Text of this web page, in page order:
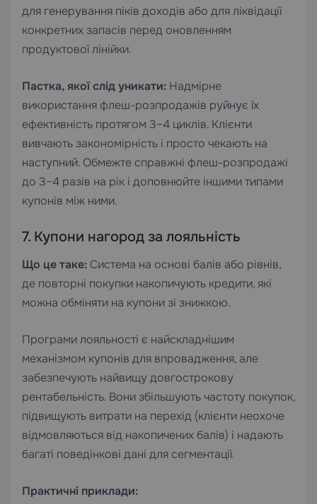
для генерування піків доходів або для ліквідації
конкретних запасів перед оновленням
продуктової лінійки.
Пастка, якої слід уникати: Надмірне
використання флеш-розпродажів руйнує їх
ефективність протягом 3–4 циклів. Клієнти
вивчають закономірність і просто чекають на
наступний. Обмежте справжні флеш-розпродажі
до 3–4 разів на рік і доповнюйте іншими типами
купонів між ними.
7. Купони нагород за лояльність
Що це таке: Система на основі балів або рівнів,
де повторні покупки накопичують кредити, які
можна обміняти на купони зі знижкою.
Програми лояльності є найскладнішим
механізмом купонів для впровадження, але
забезпечують найвищу довгострокову
рентабельність. Вони збільшують частоту покупок,
підвищують витрати на перехід (клієнти неохоче
відмовляються від накопичених балів) і надають
багаті поведінкові дані для сегментації.
Практичні приклади: